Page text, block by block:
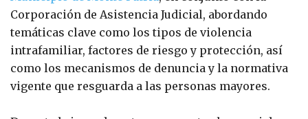
Corporación de Asistencia Judicial, abordando
temáticas clave como los tipos de violencia
intrafamiliar, factores de riesgo y protección, así
como los mecanismos de denuncia y la normativa
vigente que resguarda a las personas mayores.